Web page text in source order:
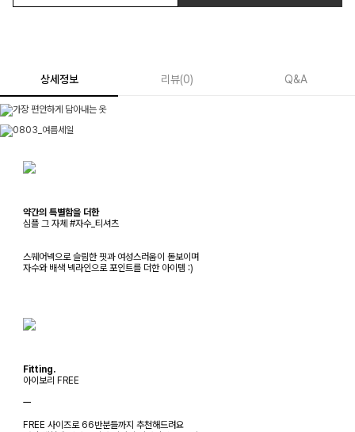
상세정보 리뷰(0) Q&A
약간의 특별함을 더한
심플 그 자체 #자수_티셔츠
스퀘어넥으로 슬림한 핏과 여성스러움이 돋보이며
자수와 배색 넥라인으로 포인트를 더한 아이템 :)
Fitting.
아이보리 FREE
ㅡ
FREE 사이즈로 66반분들까지 추천해드려요